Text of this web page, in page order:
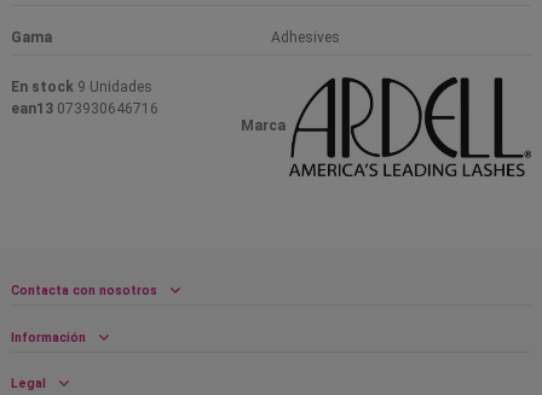
Gama Adhesives
Marca
En stock 9 Unidades
ean13 073930646716
Contacta con nosotros
Información
Legal